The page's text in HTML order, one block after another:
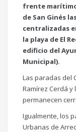
frente
de San Ginés
centralizadas
la playa de El
edificio del
Municipal).
Las paradas del
Ramírez Cerdá y
permanecen
Igualmente, los
Urbanas de